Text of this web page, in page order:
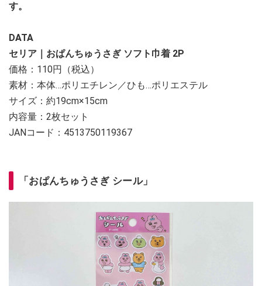
す。
DATA
セリア｜おぱんちゅうさぎ ソフト巾着 2P
価格：110円（税込）
素材：本体…ポリエチレン／ひも…ポリエステル
サイズ：約19cm×15cm
内容量：2枚セット
JANコード：4513750119367
「おぱんちゅうさぎ シール」